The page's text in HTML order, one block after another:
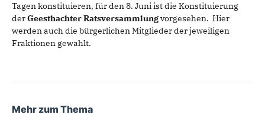
Tagen konstituieren, für den 8. Juni ist die Konstituierung
derGeesthachter Ratsversammlungvorgesehen. Hier
werden auch die bürgerlichen Mitglieder der jeweiligen
Fraktionen gewählt.
Mehr zum Thema